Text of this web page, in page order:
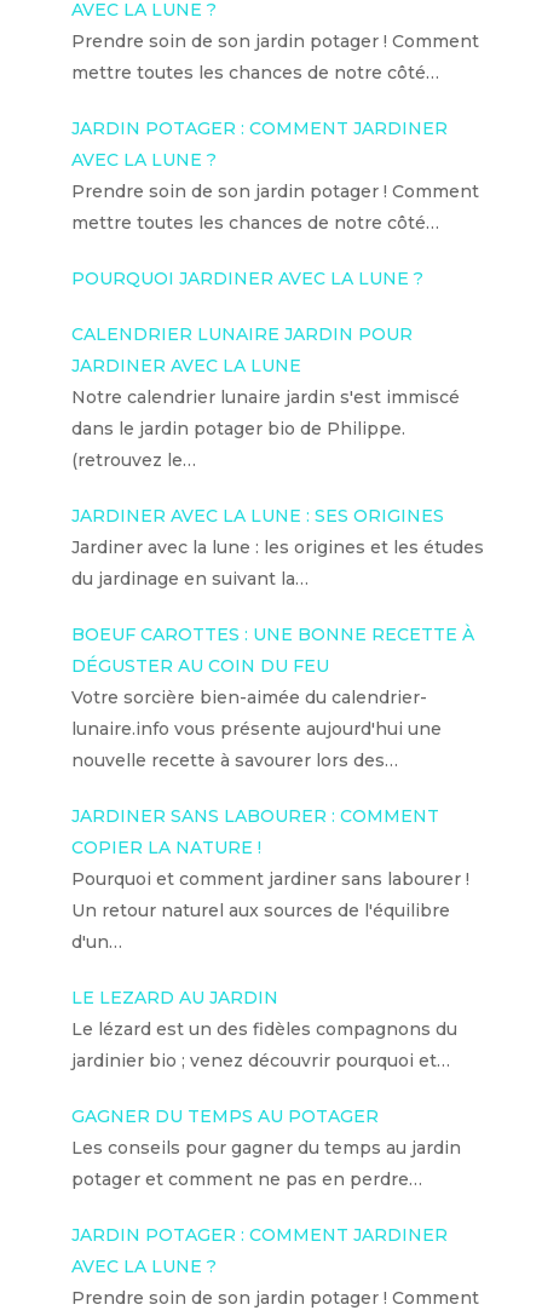
AVEC LA LUNE ?
Prendre soin de son jardin potager ! Comment
mettre toutes les chances de notre côté…
JARDIN POTAGER : COMMENT JARDINER
AVEC LA LUNE ?
Prendre soin de son jardin potager ! Comment
mettre toutes les chances de notre côté…
POURQUOI JARDINER AVEC LA LUNE ?
CALENDRIER LUNAIRE JARDIN POUR
JARDINER AVEC LA LUNE
Notre calendrier lunaire jardin s'est immiscé
dans le jardin potager bio de Philippe.
(retrouvez le…
JARDINER AVEC LA LUNE : SES ORIGINES
Jardiner avec la lune : les origines et les études
du jardinage en suivant la…
BOEUF CAROTTES : UNE BONNE RECETTE À
DÉGUSTER AU COIN DU FEU
Votre sorcière bien-aimée du calendrier-
lunaire.info vous présente aujourd'hui une
nouvelle recette à savourer lors des…
JARDINER SANS LABOURER : COMMENT
COPIER LA NATURE !
Pourquoi et comment jardiner sans labourer !
Un retour naturel aux sources de l'équilibre
d'un…
LE LEZARD AU JARDIN
Le lézard est un des fidèles compagnons du
jardinier bio ; venez découvrir pourquoi et…
GAGNER DU TEMPS AU POTAGER
Les conseils pour gagner du temps au jardin
potager et comment ne pas en perdre…
JARDIN POTAGER : COMMENT JARDINER
AVEC LA LUNE ?
Prendre soin de son jardin potager ! Comment